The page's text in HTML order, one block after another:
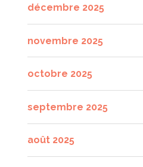
décembre 2025
novembre 2025
octobre 2025
septembre 2025
août 2025